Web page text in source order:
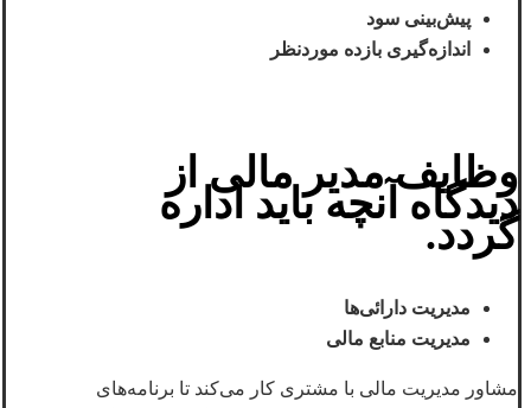
پیش‌بینی سود
اندازه‌گیری بازده موردنظر
وظایف مدیر مالی از
دیدگاه آنچه باید اداره
گردد.
مدیریت دارائی‌ها
مدیریت منابع مالی
مشاور مدیریت مالی با مشتری کار می‌کند تا برنامه‌های